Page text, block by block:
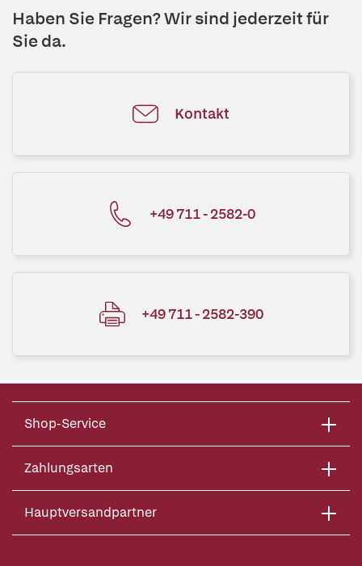
Haben Sie Fragen? Wir sind jederzeit für
Sie da.
Kontakt
+49 711 - 2582-0
+49 711 - 2582-390
Shop-Service
Zahlungsarten
Hauptversandpartner